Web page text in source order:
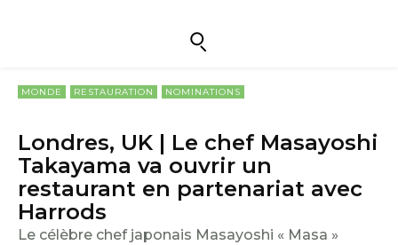
E
MONDE RESTAURATION NOMINATIONS
Londres, UK | Le chef Masayoshi
Takayama va ouvrir un
restaurant en partenariat avec
Harrods
Le célèbre chef japonais Masayoshi « Masa »